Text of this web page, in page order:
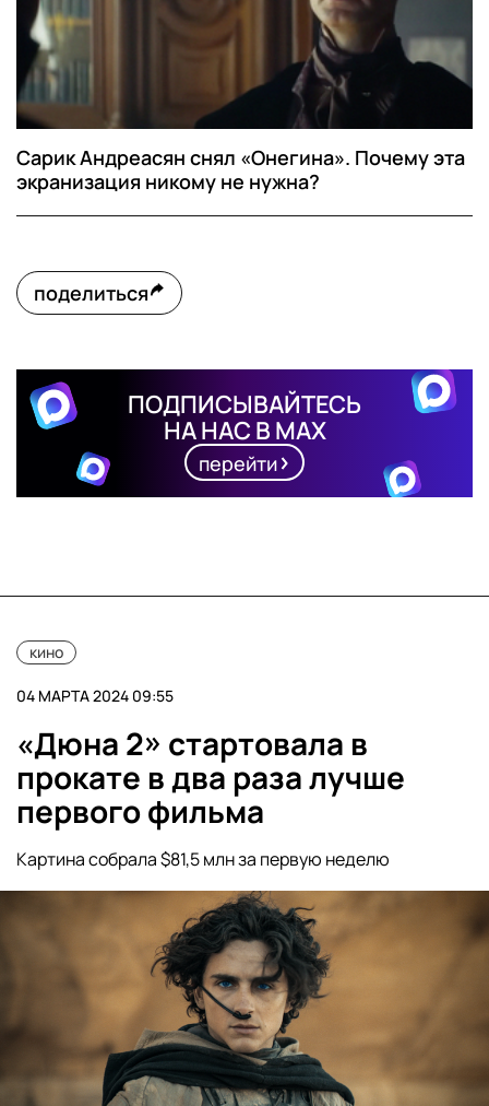
Сарик Андреасян снял «Онегина». Почему эта
экранизация никому не нужна?
поделиться
ПОДПИСЫВАЙТЕСЬ
НА НАС В MAX
перейти
кино
04 МАРТА 2024 09:55
«Дюна 2» стартовала в
прокате в два раза лучше
первого фильма
Картина собрала $81,5 млн за первую неделю